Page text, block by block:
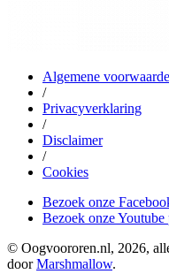
Algemene
/
Privacyverklaring
/
Disclaimer
/
Cookies
Bezoek onze
Bezoek onze Youtube
© Oogvoororen.nl, 2026,
doorMarshmallow.